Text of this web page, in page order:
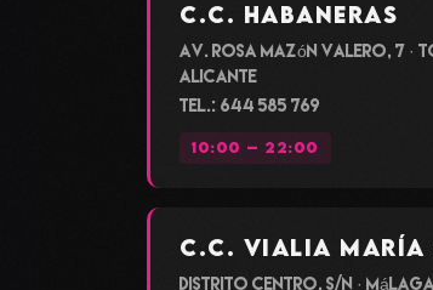
C.C. Habaneras
Av. Rosa Mazón Valero, 7 ·
Alicante
Tel.: 644 585 769
10:00 – 22:00
C.C. Vialia María
Distrito Centro, s/n · Málaga